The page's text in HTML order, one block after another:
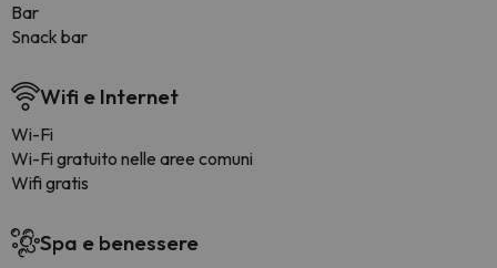
Bar
Snack bar
Wifi e Internet
Wi-Fi
Wi-Fi gratuito nelle aree comuni
Wifi gratis
Spa e benessere